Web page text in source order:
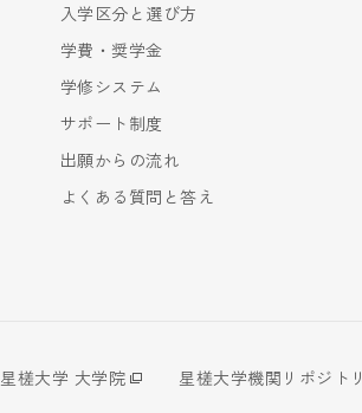
入学区分と選び方
学費・奨学金
学修システム
サポート制度
出願からの流れ
よくある質問と答え
星槎大学 大学院
星槎大学機関リポジトリ